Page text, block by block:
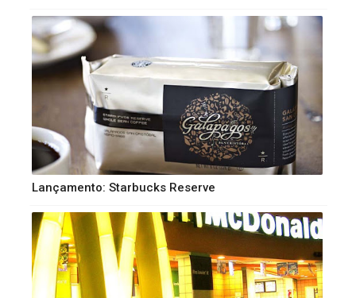
Lançamento: Starbucks Reserve